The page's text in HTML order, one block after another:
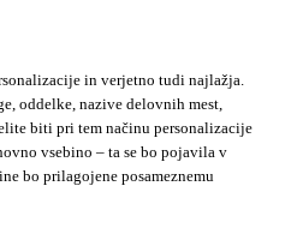
in verjetno tudi najlažja.
oddelke, nazive delovnih mest,
biti pri tem načinu personalizacije
vsebino – ta se bo pojavila v
bo prilagojene posameznemu